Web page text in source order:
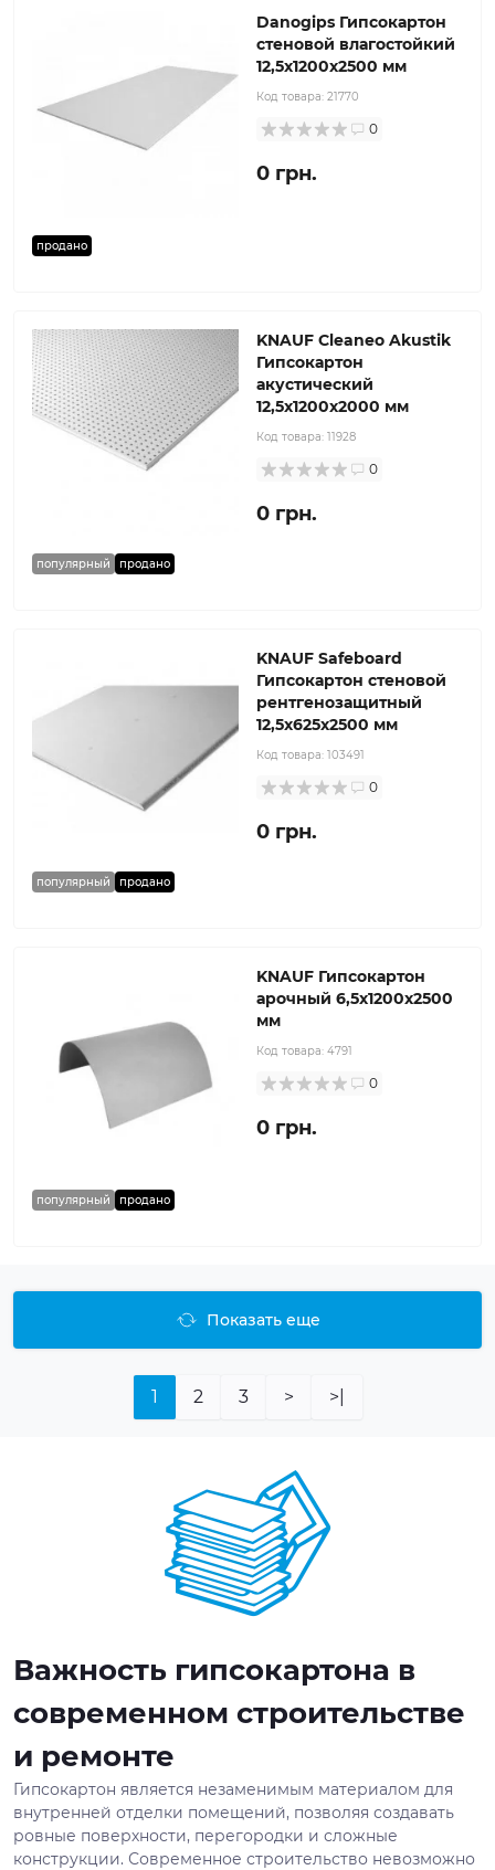
продано
Danogips Гипсокартон
стеновой влагостойкий
12,5x1200x2500 мм
Код товара: 21770
0
0 грн.
популярный продано
KNAUF Cleaneo Akustik
Гипсокартон
акустический
12,5x1200x2000 мм
Код товара: 11928
0
0 грн.
популярный продано
KNAUF Safeboard
Гипсокартон стеновой
рентгенозащитный
12,5x625x2500 мм
Код товара: 103491
0
0 грн.
популярный продано
KNAUF Гипсокартон
арочный 6,5x1200x2500
мм
Код товара: 4791
0
0 грн.
Показать еще
1 2 3 > >|
Важность гипсокартона в
современном строительстве
и ремонте
Гипсокартон является незаменимым материалом для
внутренней отделки помещений, позволяя создавать
ровные поверхности, перегородки и сложные
конструкции. Современное строительство невозможно